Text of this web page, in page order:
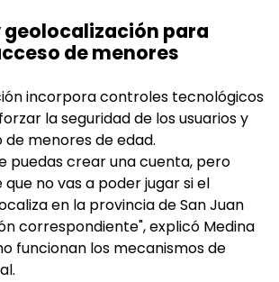
para
de menores
incorpora controles tecnológicos
la seguridad de los usuarios y
menores de edad.
puedas crear una cuenta, pero
no vas a poder jugar si el
en la provincia de San Juan
correspondiente", explicó Medina
funcionan los mecanismos de